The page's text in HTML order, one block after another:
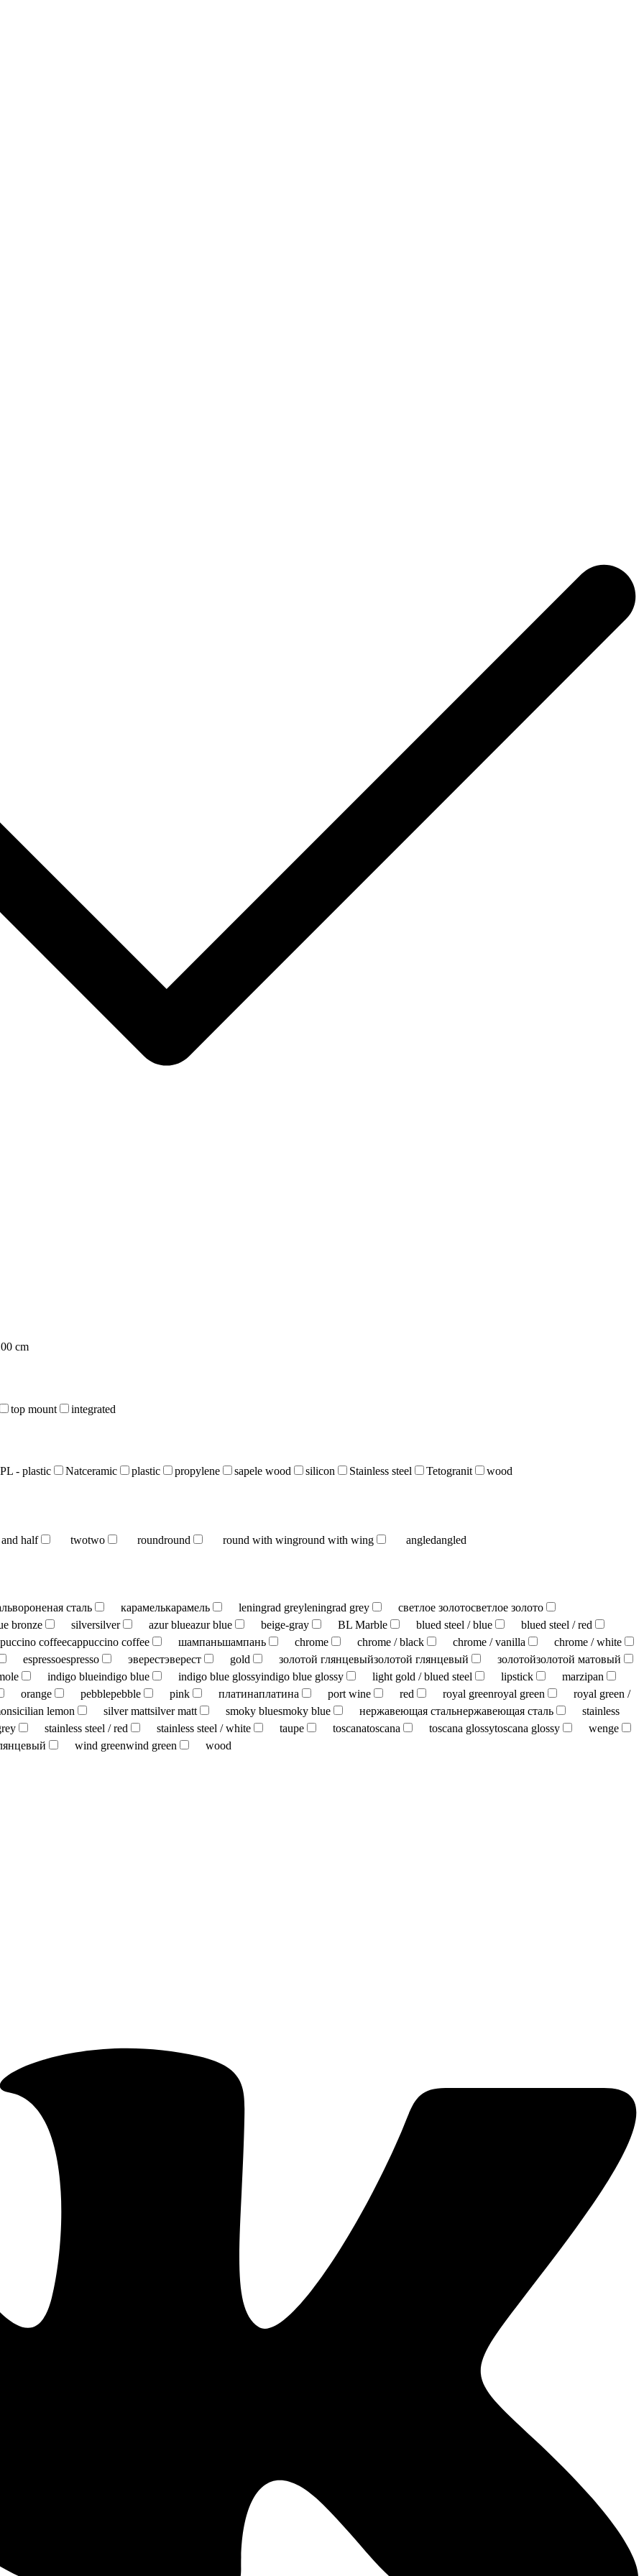
cm
top mount integrated
- plastic Natceramic plastic propylene sapele wood silicon Stainless steel Tetogranit wood
half twotwo roundround round with winground with wing angledangled
вороненая сталь карамелькарамель leningrad greyleningrad grey светлое золотосветлое золото
bronze silversilver azur blueazur blue beige-gray BL Marble blued steel / blue
blued steel / red
coffeecappuccino coffee шампаньшампань chrome chrome / black chrome / vanilla
chrome / white
espressoespresso эверестэверест gold золотой глянцевыйзолотой глянцевый золотойзолотой матовый
indigo blueindigo blue indigo blue glossyindigo blue glossy light gold / blued steel lipstick
marzipan
orange pebblepebble pink платинаплатина port wine red royal greenroyal green
royal green /
sicilian lemon silver mattsilver matt smoky bluesmoky blue нержавеющая стальнержавеющая сталь
stainless
stainless steel / red stainless steel / white taupe toscanatoscana toscana glossytoscana glossy
wenge
wind greenwind green wood